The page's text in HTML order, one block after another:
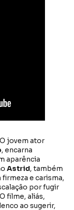
jovem ator
, encarna
aparência
Astrid, também
e carisma,
por fugir
filme, aliás,
ao sugerir,